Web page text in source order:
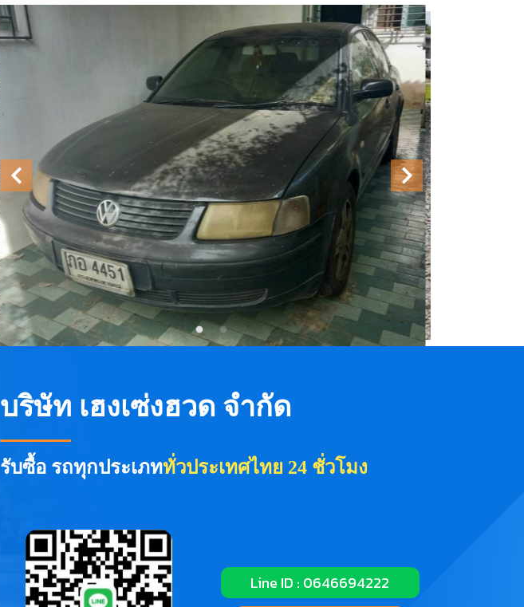
บริษัท เฮงเซ่งฮวด จำกัด
รับซื้อ รถทุกประเภททั่วประเทศไทย 24 ชั่วโมง
Line ID : 0646694222